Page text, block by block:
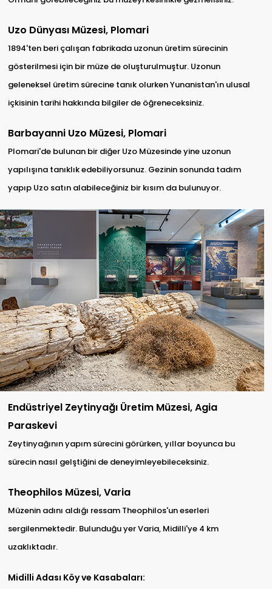
Uzo Dünyası Müzesi, Plomari
1894'ten beri çalışan fabrikada uzonun üretim sürecinin
gösterilmesi için bir müze de oluşturulmuştur. Uzonun
geleneksel üretim sürecine tanık olurken Yunanistan'ın ulusal
içkisinin tarihi hakkında bilgiler de öğreneceksiniz.
Barbayanni Uzo Müzesi, Plomari
Plomari'de bulunan bir diğer Uzo Müzesinde yine uzonun
yapılışına tanıklık edebiliyorsunuz. Gezinin sonunda tadım
yapıp Uzo satın alabileceğiniz bir kısım da bulunuyor.
Endüstriyel Zeytinyağı Üretim Müzesi, Agia
Paraskevi
Zeytinyağının yapım sürecini görürken, yıllar boyunca bu
sürecin nasıl gelştiğini de deneyimleyebileceksiniz.
Theophilos Müzesi, Varia
Müzenin adını aldığı ressam Theophilos'un eserleri
sergilenmektedir. Bulunduğu yer Varia, Midilli'ye 4 km
uzaklıktadır.
Midilli Adası Köy ve Kasabaları: